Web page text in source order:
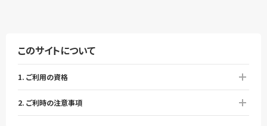
このサイトについて
1. ご利用の資格
2. ご利時の注意事項